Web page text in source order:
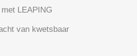
LEAPING
van kwetsbaar